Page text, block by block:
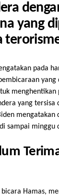
yang
pada
yang
menghentikan
yang tersisa
mengatakan
sampai minggu
Hamas,